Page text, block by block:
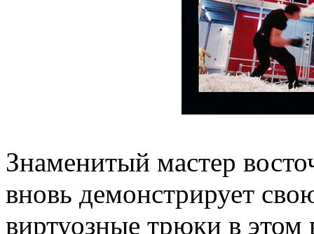
Знаменитый мастер
вновь демонстрирует
виртуозные трюки в этом